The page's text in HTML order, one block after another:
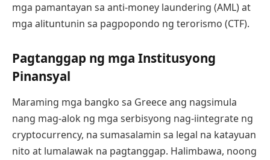
mga pamantayan sa anti-money laundering (AML) at
mga alituntunin sa pagpopondo ng terorismo (CTF).
Pagtanggap ng mga Institusyong
Pinansyal
Maraming mga bangko sa Greece ang nagsimula
nang mag-alok ng mga serbisyong nag-iintegrate ng
cryptocurrency, na sumasalamin sa legal na katayuan
nito at lumalawak na pagtanggap. Halimbawa, noong